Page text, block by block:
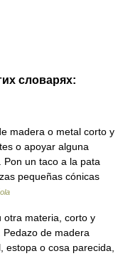
словарях:
madera o metal corto y
o apoyar alguna
un taco a la pata
pequeñas cónicas
materia, corto y
de madera
o cosa parecida,